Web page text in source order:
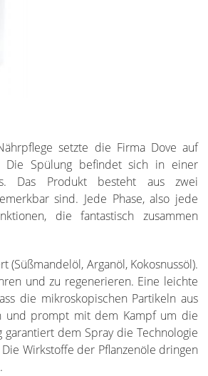
setzte die Firma Dove auf
Die Spülung befindet sich in einer
Das Produkt besteht aus zwei
sind. Jede Phase, also jede
die fantastisch zusammen
Arganöl, Kokosnussöl).
und zu regenerieren. Eine leichte
die mikroskopischen Partikeln aus
und prompt mit dem Kampf um die
dem Spray die Technologie
Wirkstoffe der Pflanzenöle dringen